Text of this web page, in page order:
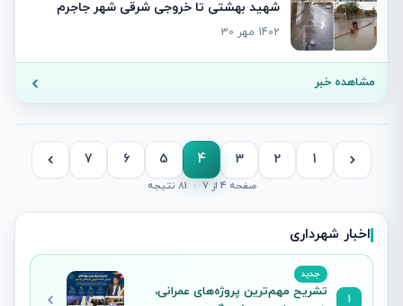
شهید بهشتی تا خروجی شرقی شهر جاجرم
1402 مهر 30
مشاهده خبر
1
2
3
4
5
6
7
صفحه 4 از 7 ·
اخبار شهرداری
1
جدید
تشریح مهم‌ترین پروژه‌های عمرانی،